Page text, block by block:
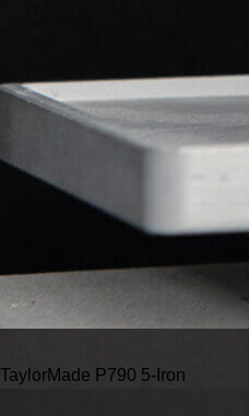
TaylorMade P790 5-Iron